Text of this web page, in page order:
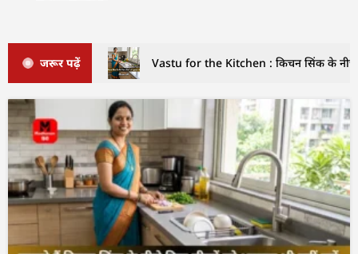
जरूर पढ़ें Vastu for the Kitchen : किचन सिंक के नीचे